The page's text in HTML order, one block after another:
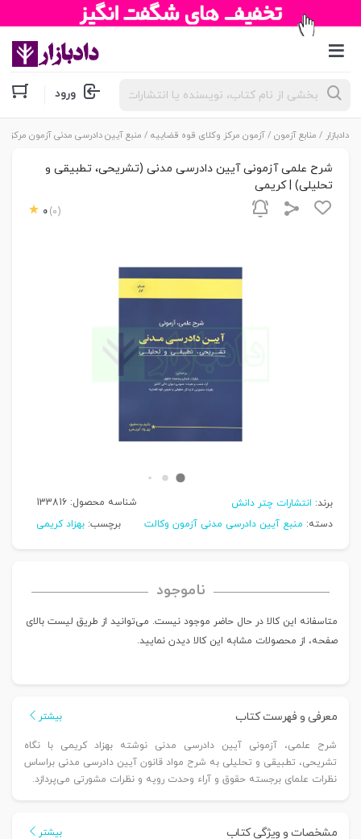
جستجوی
محصولات ورود
دادبازار / منابع آزمون /آزمون مرکز وکلای قوه قضاییه / منبع آیین دادرسی مدنی آزمون مرکز
شرح علمی آزمونی آیین دادرسی مدنی (تشریحی، تطبیقی و
تحلیلی) | کریمی
0 (0)
برند: انتشارات چتر دانش شناسه محصول: 133816
دسته: منبع آیین دادرسی مدنی آزمون وکالت برچسب: بهزاد کریمی
ناموجود
متاسفانه این کالا در حال حاضر موجود نیست. می‌توانید از طریق لیست بالای
صفحه، از محصولات مشابه این کالا دیدن نمایید.
معرفی و فهرست کتاب بیشتر
شرح علمی، آزمونی آیین دادرسی مدنی نوشته بهزاد کریمی با نگاه
تشریحی، تطبیقی و تحلیلی به شرح مواد قانون آیین دادرسی مدنی براساس
نظرات علمای برجسته حقوق و آراء وحدت رویه و نظرات مشورتی می‌پردازد.
مشخصات و ویژگی کتاب بیشتر